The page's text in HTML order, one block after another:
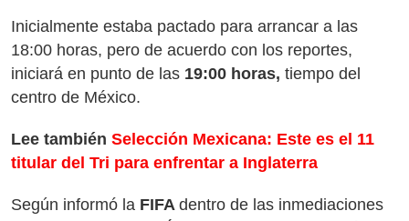
Inicialmente estaba pactado para arrancar a las
18:00 horas, pero de acuerdo con los reportes,
iniciará en punto de las 19:00 horas, tiempo del
centro de México.
Lee también Selección Mexicana: Este es el 11
titular del Tri para enfrentar a Inglaterra
Según informó la FIFA dentro de las inmediaciones